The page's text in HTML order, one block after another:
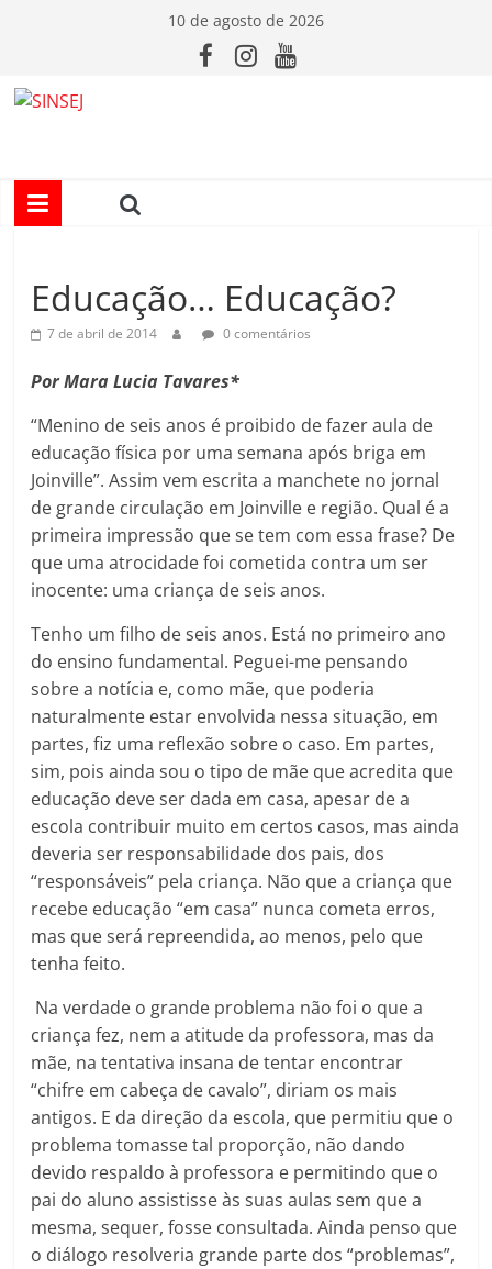
conteúdo
10 de agosto de 2026
I
S
E
Educação… Educação?
7 de abril de 2014 0 comentários
Por Mara Lucia Tavares*
“Menino de seis anos é proibido de fazer aula de
educação física por uma semana após briga em
Joinville”. Assim vem escrita a manchete no jornal
de grande circulação em Joinville e região. Qual é a
primeira impressão que se tem com essa frase? De
que uma atrocidade foi cometida contra um ser
inocente: uma criança de seis anos.
Tenho um filho de seis anos. Está no primeiro ano
do ensino fundamental. Peguei-me pensando
sobre a notícia e, como mãe, que poderia
naturalmente estar envolvida nessa situação, em
partes, fiz uma reflexão sobre o caso. Em partes,
sim, pois ainda sou o tipo de mãe que acredita que
educação deve ser dada em casa, apesar de a
escola contribuir muito em certos casos, mas ainda
deveria ser responsabilidade dos pais, dos
“responsáveis” pela criança. Não que a criança que
recebe educação “em casa” nunca cometa erros,
mas que será repreendida, ao menos, pelo que
tenha feito.
Na verdade o grande problema não foi o que a
criança fez, nem a atitude da professora, mas da
mãe, na tentativa insana de tentar encontrar
“chifre em cabeça de cavalo”, diriam os mais
antigos. E da direção da escola, que permitiu que o
problema tomasse tal proporção, não dando
devido respaldo à professora e permitindo que o
pai do aluno assistisse às suas aulas sem que a
mesma, sequer, fosse consultada. Ainda penso que
o diálogo resolveria grande parte dos “problemas”,